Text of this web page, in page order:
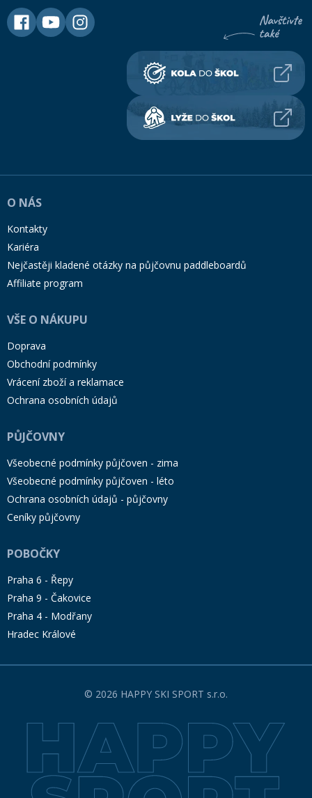
O NÁS
Kontakty
Kariéra
Nejčastěji kladené otázky na půjčovnu paddleboardů
Affiliate program
VŠE O NÁKUPU
Doprava
Obchodní podmínky
Vrácení zboží a reklamace
Ochrana osobních údajů
PŮJČOVNY
Všeobecné podmínky půjčoven - zima
Všeobecné podmínky půjčoven - léto
Ochrana osobních údajů - půjčovny
Ceníky půjčovny
POBOČKY
Praha 6 - Řepy
Praha 9 - Čakovice
Praha 4 - Modřany
Hradec Králové
© 2026 HAPPY SKI SPORT s.r.o.